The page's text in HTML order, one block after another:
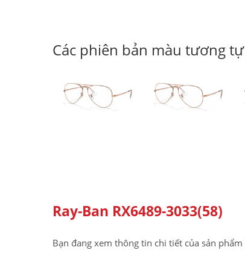
Các phiên bản màu tương tự
Ray-Ban RX6489-3033(58)
Bạn đang xem thông tin chi tiết của sản phẩm